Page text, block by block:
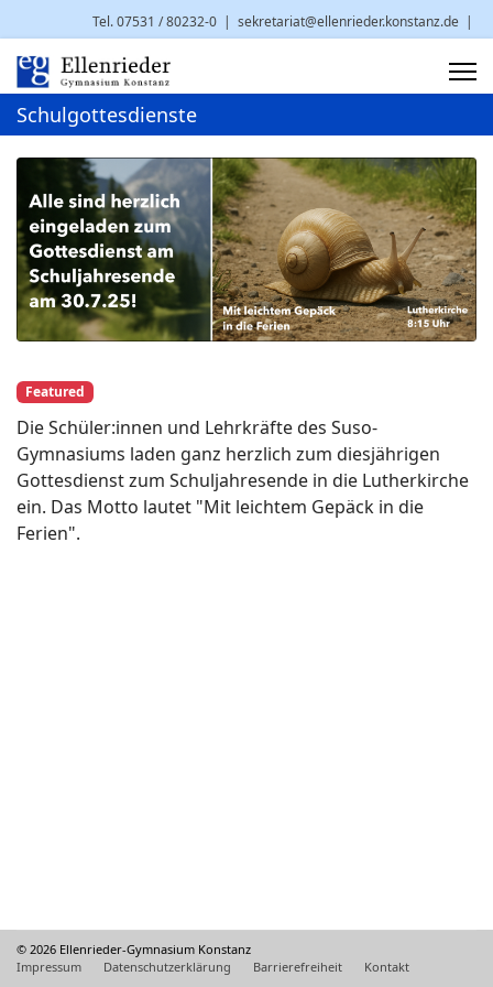
Tel. 07531 / 80232-0 | sekretariat@ellenrieder.konstanz.de |
Brauneggerstr. 29 | 78462 Konstanz
Schulgottesdienste
Featured
Die Schüler:innen und Lehrkräfte des Suso-
Gymnasiums laden ganz herzlich zum diesjährigen
Gottesdienst zum Schuljahresende in die Lutherkirche
ein. Das Motto lautet "Mit leichtem Gepäck in die
Ferien".
© 2026 Ellenrieder-Gymnasium Konstanz
Impressum
Datenschutzerklärung Barrierefreiheit Kontakt